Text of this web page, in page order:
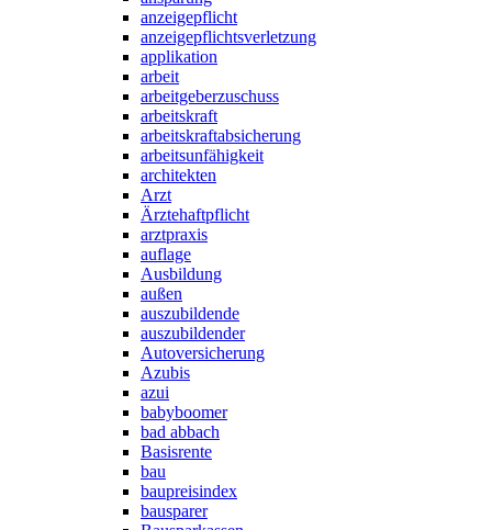
anzeigepflicht
anzeigepflichtsverletzung
applikation
arbeit
arbeitgeberzuschuss
arbeitskraft
arbeitskraftabsicherung
arbeitsunfähigkeit
architekten
Arzt
Ärztehaftpflicht
arztpraxis
auflage
Ausbildung
außen
auszubildende
auszubildender
Autoversicherung
Azubis
azui
babyboomer
bad abbach
Basisrente
bau
baupreisindex
bausparer